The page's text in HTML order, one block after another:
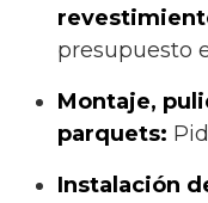
presupuesto
Montaje,
parquets:
Instalación